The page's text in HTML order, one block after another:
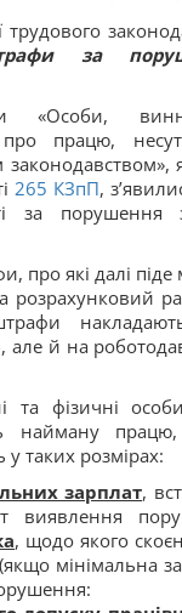
трудового
за
«Особи,
про працю,
265 КЗпП,
за порушення
про які далі
розрахунковий
й на
та фізичні
найману
у таких розмірах:
зарплат,
виявлення
, щодо якого
мінімальна